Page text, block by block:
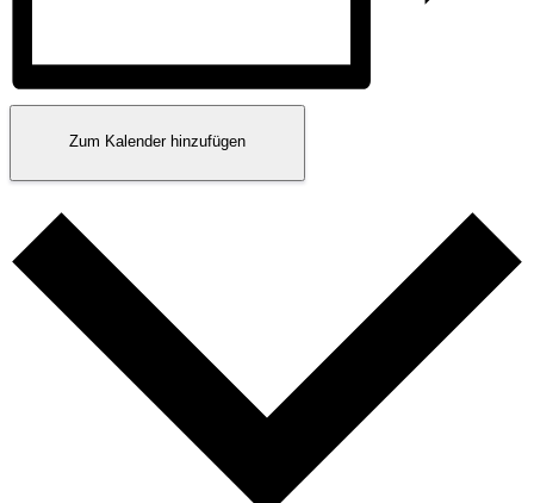
Zum Kalender hinzufügen